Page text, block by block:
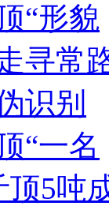
“形貌
寻常
识别
“一名
顶5吨